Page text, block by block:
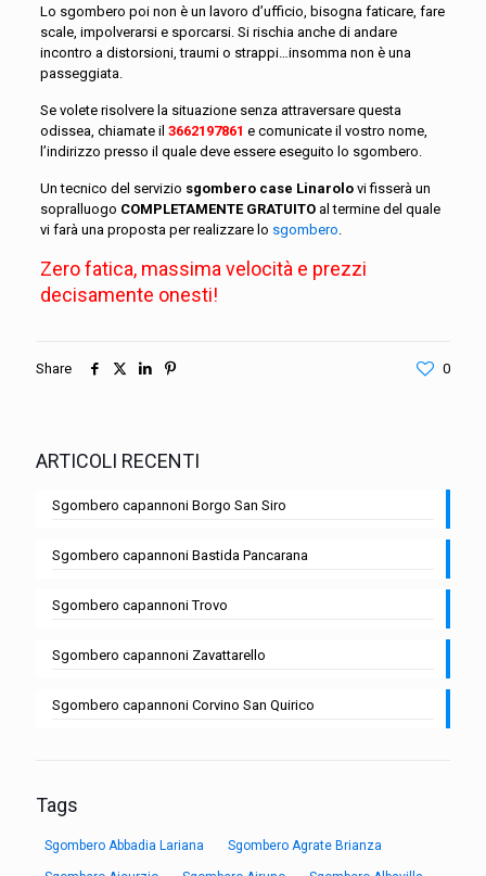
Lo sgombero poi non è un lavoro d’ufficio, bisogna faticare, fare
scale, impolverarsi e sporcarsi. Si rischia anche di andare
incontro a distorsioni, traumi o strappi…insomma non è una
passeggiata.
Se volete risolvere la situazione senza attraversare questa
odissea, chiamate il 3662197861 e comunicate il vostro nome,
l’indirizzo presso il quale deve essere eseguito lo sgombero.
Un tecnico del servizio sgombero case Linarolo vi fisserà un
sopralluogo COMPLETAMENTE GRATUITOal termine del quale
vi farà una proposta per realizzare lo sgombero.
Zero fatica, massima velocità e prezzi
decisamente onesti!
Share 0
ARTICOLI RECENTI
Sgombero capannoni Borgo San Siro
Sgombero capannoni Bastida Pancarana
Sgombero capannoni Trovo
Sgombero capannoni Zavattarello
Sgombero capannoni Corvino San Quirico
Tags
Sgombero Abbadia Lariana Sgombero Agrate Brianza